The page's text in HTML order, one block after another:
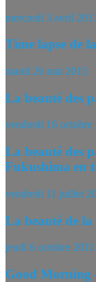
mercredi 3 avril
Time lapse de
mardi 26 mai 2015
La beauté des
vendredi 16 octobre
La beauté des
Fukushima en
vendredi 11 juillet
La beauté de la
jeudi 6 octobre 2011
Good Morning